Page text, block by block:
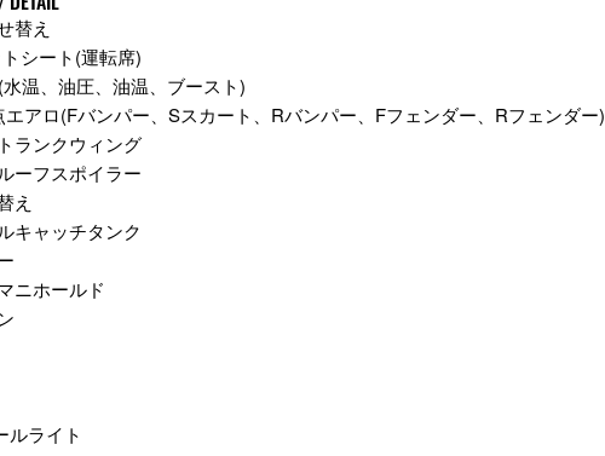
替え
シート(運転席)
温、油圧、油温、ブースト)
エアロ(Fバンパー、Sスカート、Rバンパー、Fフェンダー、Rフェンダー)
ランクウィング
ーフスポイラー
え
キャッチタンク
ニホールド
ルライト